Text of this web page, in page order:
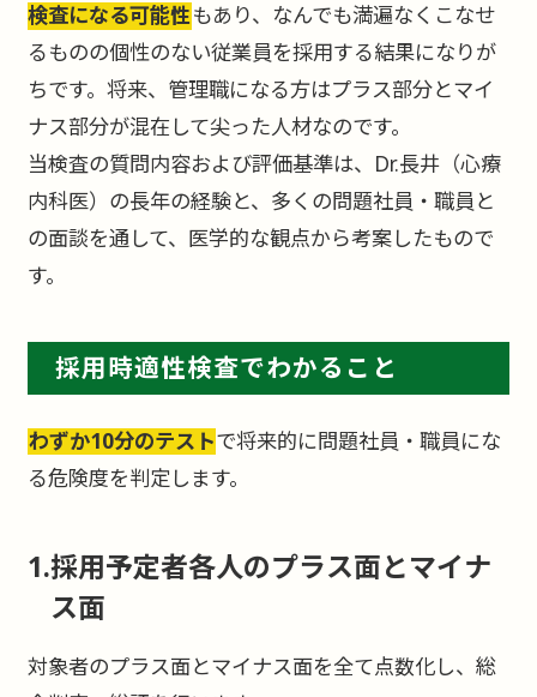
検査になる可能性もあり、なんでも満遍なくこなせ
るものの個性のない従業員を採用する結果になりが
ちです。将来、管理職になる方はプラス部分とマイ
ナス部分が混在して尖った人材なのです。
当検査の質問内容および評価基準は、Dr.長井（心療
内科医）の長年の経験と、多くの問題社員・職員と
の面談を通して、医学的な観点から考案したもので
す。
採用時適性検査でわかること
わずか10分のテストで将来的に問題社員・職員にな
る危険度を判定します。
採用予定者各人のプラス面とマイナ
ス面
対象者のプラス面とマイナス面を全て点数化し、総